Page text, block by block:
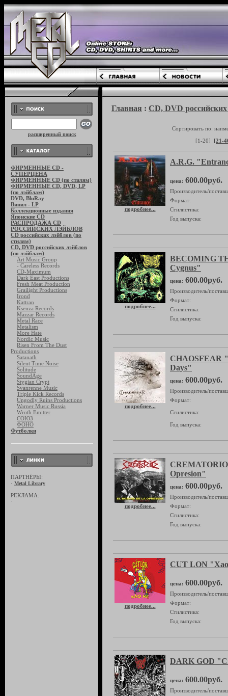
расширенный поиск
ФИРМЕННЫЕ CD -
СУПЕРЦЕНА
ФИРМЕННЫЕ CD (по стилям)
ФИРМЕННЫЕ CD, DVD, LP
(по лэйблам)
DVD, BluRay
Винил - LP
Коллекционные издания
Японские CD
РАСПРОДАЖА CD
РОССИЙСКИХ ЛЭЙБЛОВ
CD российских лэйблов (по
стилям)
CD, DVD российских лэйблов
(по лэйблам)
Art Music Group
- Careless Records
CD-Maximum
Dark East Productions
Fresh Meat Production
Grailight Productions
Irond
Kattran
Ksenza Records
Mazzar Records
Metal Race
Metalism
More Hate
Nordic Music
Risen From The Dust
Productions
Satanath
Silent Time Noise
Solitude
SoundAge
Stygian Crypt
Svanrenne Music
Triple Kick Records
Ungodly Ruins Productions
Warner Music Russia
Wroth Emitter
СОЮЗ
ФОНО
Футболки
ПАРТНЁРЫ:
· Metal Library
РЕКЛАМА:
·
Главная : CD, DVD
Сортировать по:
[1-20] [21-
подробнее...
A.R.G.
цена: 600.00руб.
Производитель/
Формат:
Стилистика:
Год выпуска:
подробнее...
BECOMING
Cygnus"
цена: 600.00руб.
Производитель/
Формат:
Стилистика:
Год выпуска:
подробнее...
CHAOSFEAR
Days"
цена: 600.00руб.
Производитель/
Формат:
Стилистика:
Год выпуска:
подробнее...
Opresion"
цена: 600.00руб.
Производитель/
Формат:
Стилистика:
Год выпуска:
подробнее...
CUT LON
цена: 600.00руб.
Производитель/
Формат:
Стилистика:
Год выпуска:
DARK GOD
цена: 600.00руб.
Производитель/